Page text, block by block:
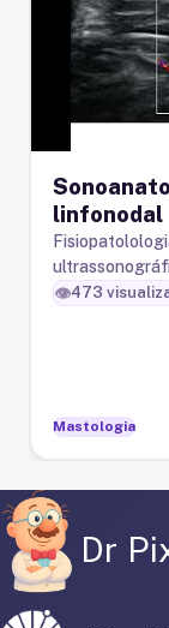
linfonodal
metástase
👁️473
Mastologia
Dr